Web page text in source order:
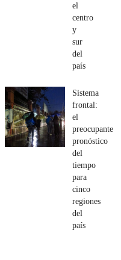
el
centro
y
sur
del
país
Sistema
frontal:
el
preocupante
pronóstico
del
tiempo
para
cinco
regiones
del
país